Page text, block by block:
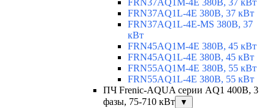
FRN37AQ1M-4E 380В, 37 кВт
FRN37AQ1L-4E 380В, 37 кВт
FRN37AQ1L-4E-MS 380В, 37
кВт
FRN45AQ1M-4E 380В, 45 кВт
FRN45AQ1L-4E 380В, 45 кВт
FRN55AQ1M-4E 380В, 55 кВт
FRN55AQ1L-4E 380В, 55 кВт
ПЧ Frenic-AQUA серии AQ1 400В, 3
фазы, 75-710 кВт
▼